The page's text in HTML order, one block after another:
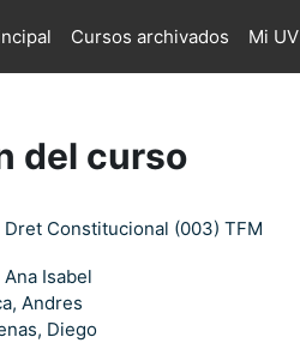
Cursos archivados Mi UV
del curso
Constitucional (003) TFM
Isabel
Andres
Diego